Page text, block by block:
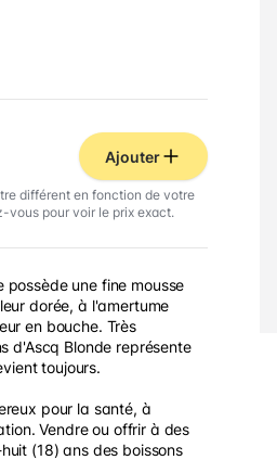
Ajouter
différent en fonction de votre
vous pour voir le prix exact.
possède une fine mousse
dorée, à l'amertume
en bouche. Très
d'Ascq Blonde représente
toujours.
pour la santé, à
Vendre ou offrir à des
(18) ans des boissons